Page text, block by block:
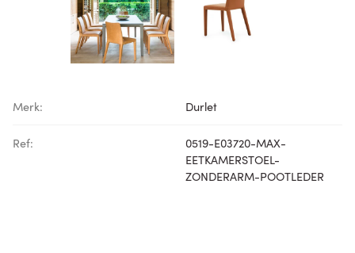
Merk: Durlet
Ref:
0519-E03720-MAX-
EETKAMERSTOEL-
ZONDERARM-POOTLEDER